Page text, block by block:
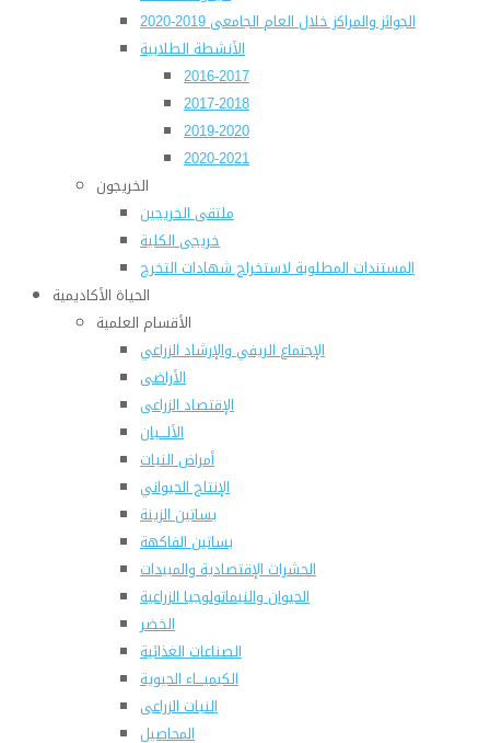
الجوائز والمراكز خلال العام الجامعى 2019-2020
الأنشطة الطلابية
2016-2017
2017-2018
2019-2020
2020-2021
الخريجون
ملتقى الخريجين
خريجى الكلية
المستندات المطلوبة لاستخراج شهادات التخرج
الحياة الأكاديمية
الأقسام العلمية
الإجتماع الريفي والإرشاد الزراعي
الأراضى
الإقتصاد الزراعى
الألـــبان
أمراض النبات
الإنتاج الحيواني
بساتين الزينة
بساتين الفاكهة
الحشرات الإقتصادية والمبيدات
الحيوان والنيماتولوجيا الزراعية
الخضر
الصناعات الغذائية
الكيميـــاء الحيوية
النبات الزراعى
المحاصيل